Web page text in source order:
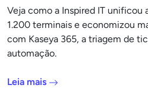
Veja como a Inspired IT unificou
1.200 terminais e economizou
com Kaseya 365, a triagem de
automação.
Leia mais